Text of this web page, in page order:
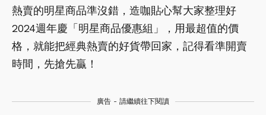
熱賣的明星商品準沒錯，造咖貼心幫大家整理好
2024週年慶「明星商品優惠組」，用最超值的價
格，就能把經典熱賣的好貨帶回家，記得看準開賣
時間，先搶先贏！
廣告 - 請繼續往下閱讀